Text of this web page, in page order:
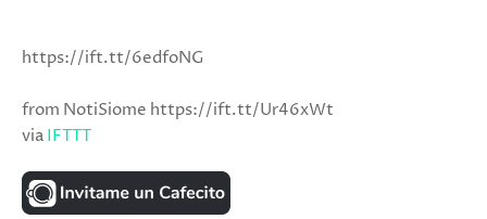
https://ift.tt/6edfoNG
from NotiSiome https://ift.tt/Ur46xWt
viaIFTTT